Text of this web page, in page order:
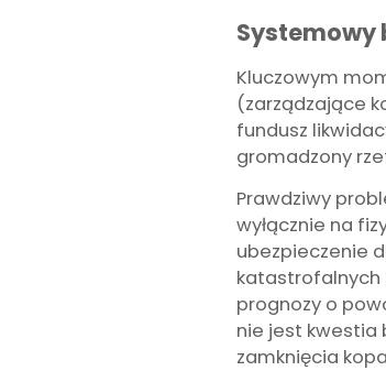
Systemowy
Kluczowym
(zarządzające
fundusz
gromadzony
Prawdziwy
wyłącznie na
ubezpieczenie
katastrofalnych
prognozy o
nie jest kwestia
zamknięcia